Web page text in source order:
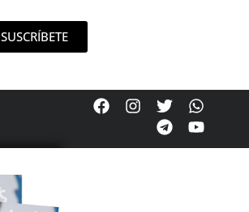
SUSCRÍBETE